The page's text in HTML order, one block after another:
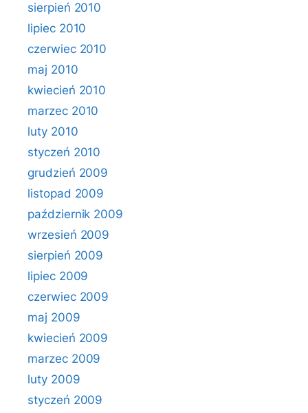
sierpień 2010
lipiec 2010
czerwiec 2010
maj 2010
kwiecień 2010
marzec 2010
luty 2010
styczeń 2010
grudzień 2009
listopad 2009
październik 2009
wrzesień 2009
sierpień 2009
lipiec 2009
czerwiec 2009
maj 2009
kwiecień 2009
marzec 2009
luty 2009
styczeń 2009